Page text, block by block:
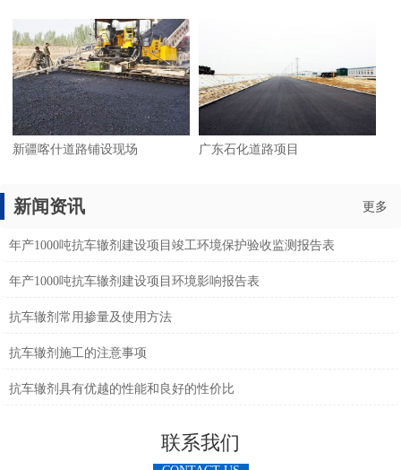
新疆喀什道路铺设现场 广东石化道路项目
新闻资讯 更多
年产1000吨抗车辙剂建设项目竣工环境保护验收监测报告表
年产1000吨抗车辙剂建设项目环境影响报告表
抗车辙剂常用掺量及使用方法
抗车辙剂施工的注意事项
抗车辙剂具有优越的性能和良好的性价比
联系我们